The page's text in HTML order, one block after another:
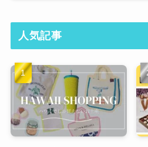
人気記事